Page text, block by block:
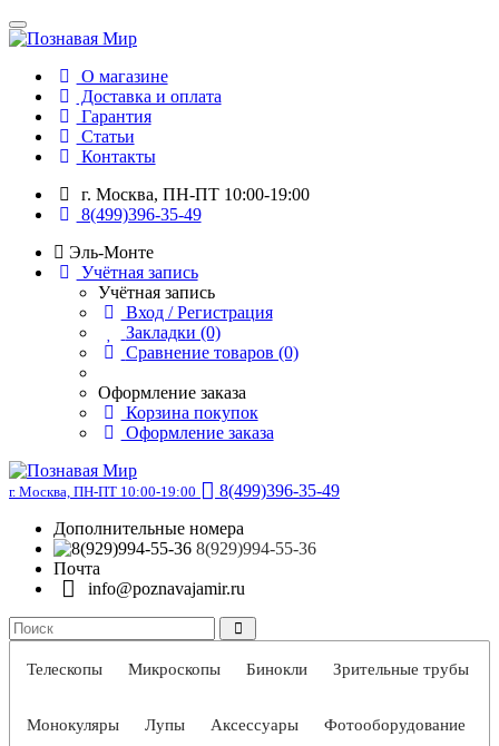
О магазине
Доставка и оплата
Гарантия
Статьи
Контакты
г. Москва, ПН-ПТ 10:00-19:00
8(499)396-35-49
Эль-Монте
Учётная запись
Учётная запись
Вход / Регистрация
Закладки (0)
Сравнение товаров (0)
Оформление заказа
Корзина покупок
Оформление заказа
г. Москва, ПН-ПТ 10:00-19:00
8(499)396-35-49
Дополнительные номера
8(929)994-55-36
Почта
info@poznavajamir.ru
Телескопы Микроскопы Бинокли Зрительные трубы
Монокуляры Лупы Аксессуары Фотооборудование